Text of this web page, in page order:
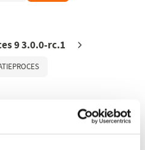
9 3.0.0-rc.1